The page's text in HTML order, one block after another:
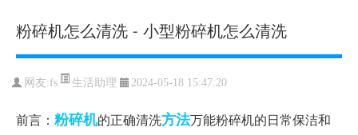
粉碎机怎么清洗 - 小型粉碎机怎么清洗
网友:fs 生活助理 2024-05-18 15:47:20
前言： 粉碎机的正确清洗方法万能粉碎机的日常保洁和